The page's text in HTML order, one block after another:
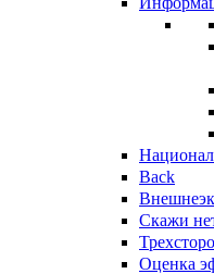
Back
Скажи
Оценка